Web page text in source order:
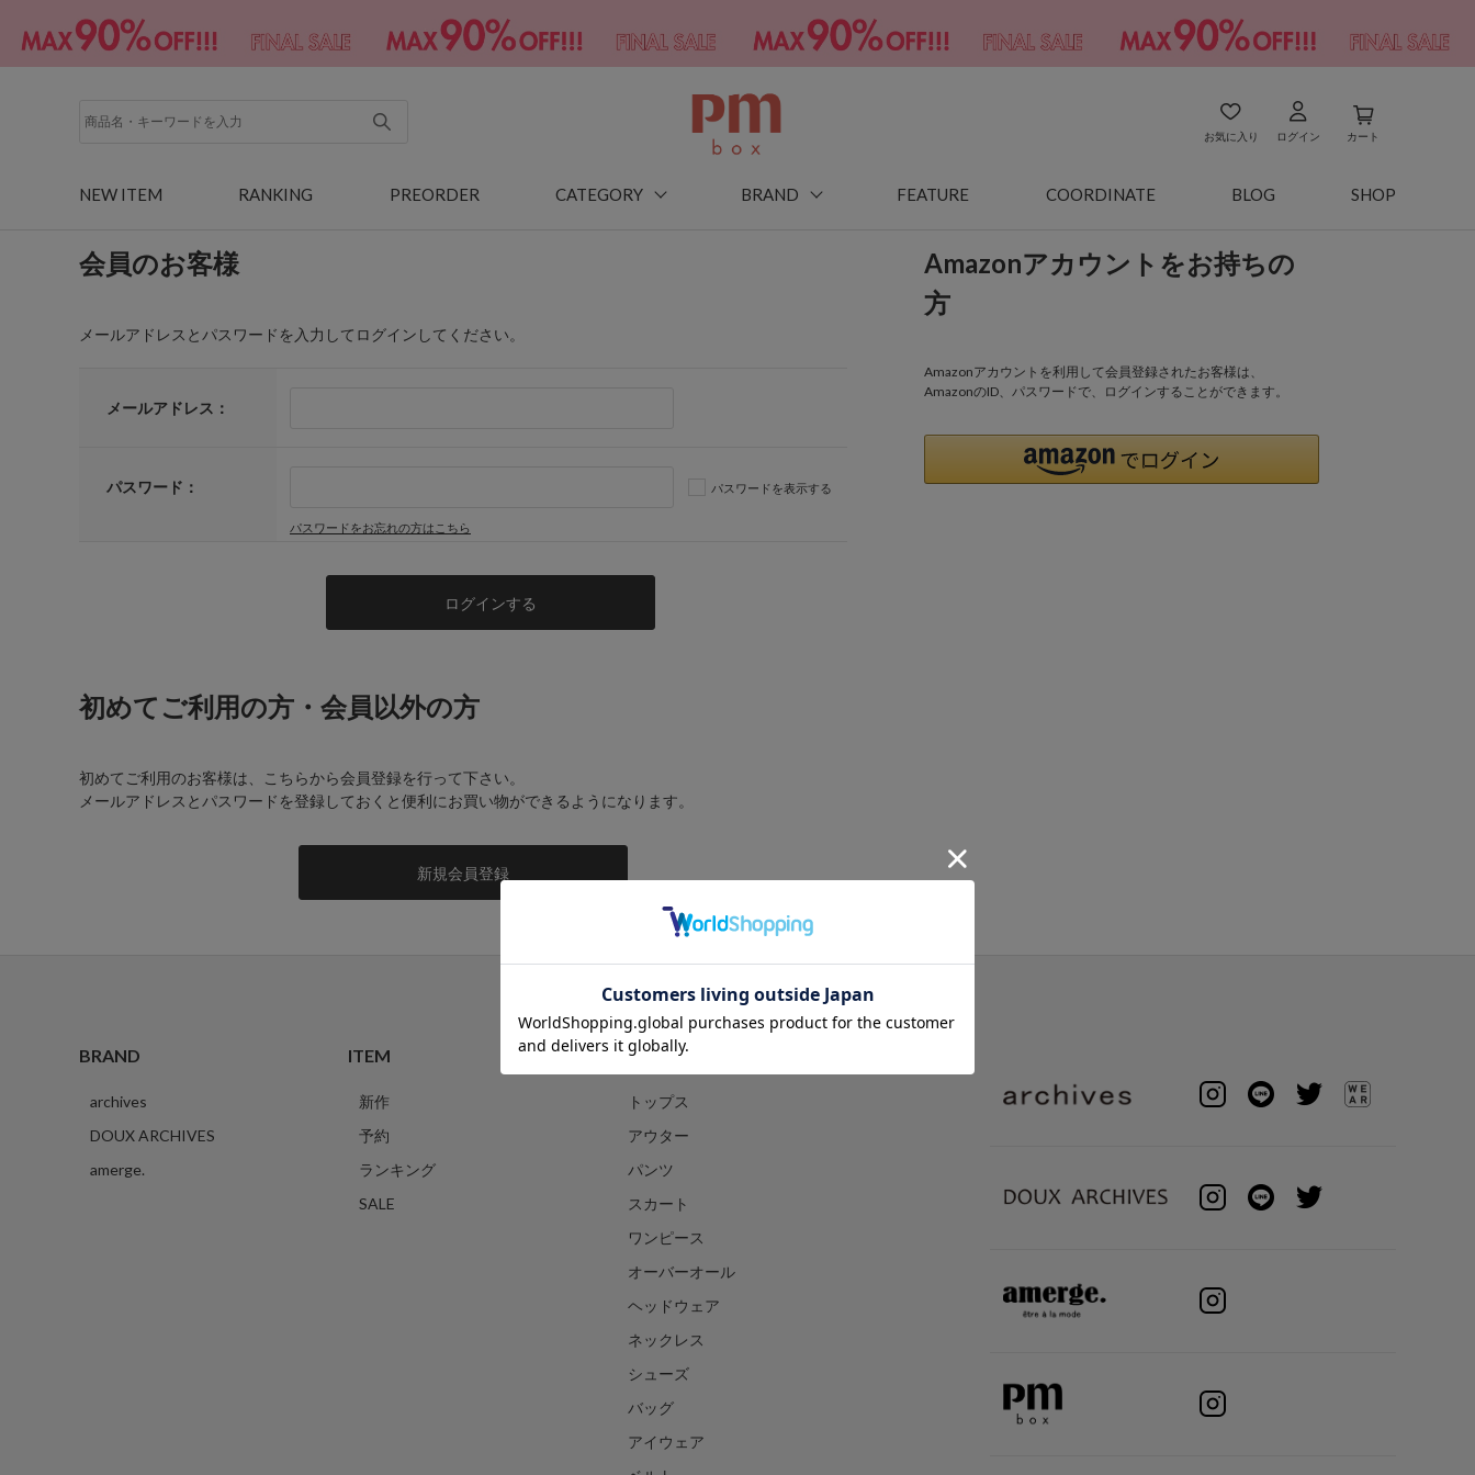
お気に入り ログイン カート
NEW ITEM RANKING PREORDER CATEGORY BRAND FEATURE COORDINATE BLOG SHOP
会員のお客様
メールアドレスとパスワードを入力してログインしてください。
メールアドレス：
パスワード： パスワードを表示する
パスワードをお忘れの方はこちら
Amazonアカウントをお持ちの
方
Amazonアカウントを利用して会員登録されたお客様は、
AmazonのID、パスワードで、ログインすることができます。
初めてご利用の方・会員以外の方
初めてご利用のお客様は、こちらから会員登録を行って下さい。
メールアドレスとパスワードを登録しておくと便利にお買い物ができるようになります。
BRAND
archives
DOUX ARCHIVES
amerge.
ITEM
新作
予約
ランキング
SALE
CATEGORY
トップス
アウター
パンツ
スカート
ワンピース
オーバーオール
ヘッドウェア
ネックレス
シューズ
バッグ
アイウェア